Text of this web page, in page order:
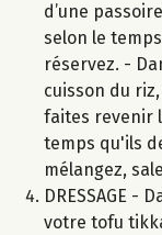
d’une
selon le
réservez. -
cuisson du
faites revenir
temps qu'ils
mélangez,
DRESSAGE -
votre tofu